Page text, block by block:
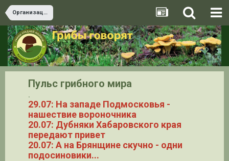
Организационные вопросы
Пульс грибного мира
.
29.07: На западе Подмосковья -
нашествие вороночника
20.07: Дубняки Хабаровского края
передают привет
20.07: А на Брянщине скучно - одни
подосиновики...